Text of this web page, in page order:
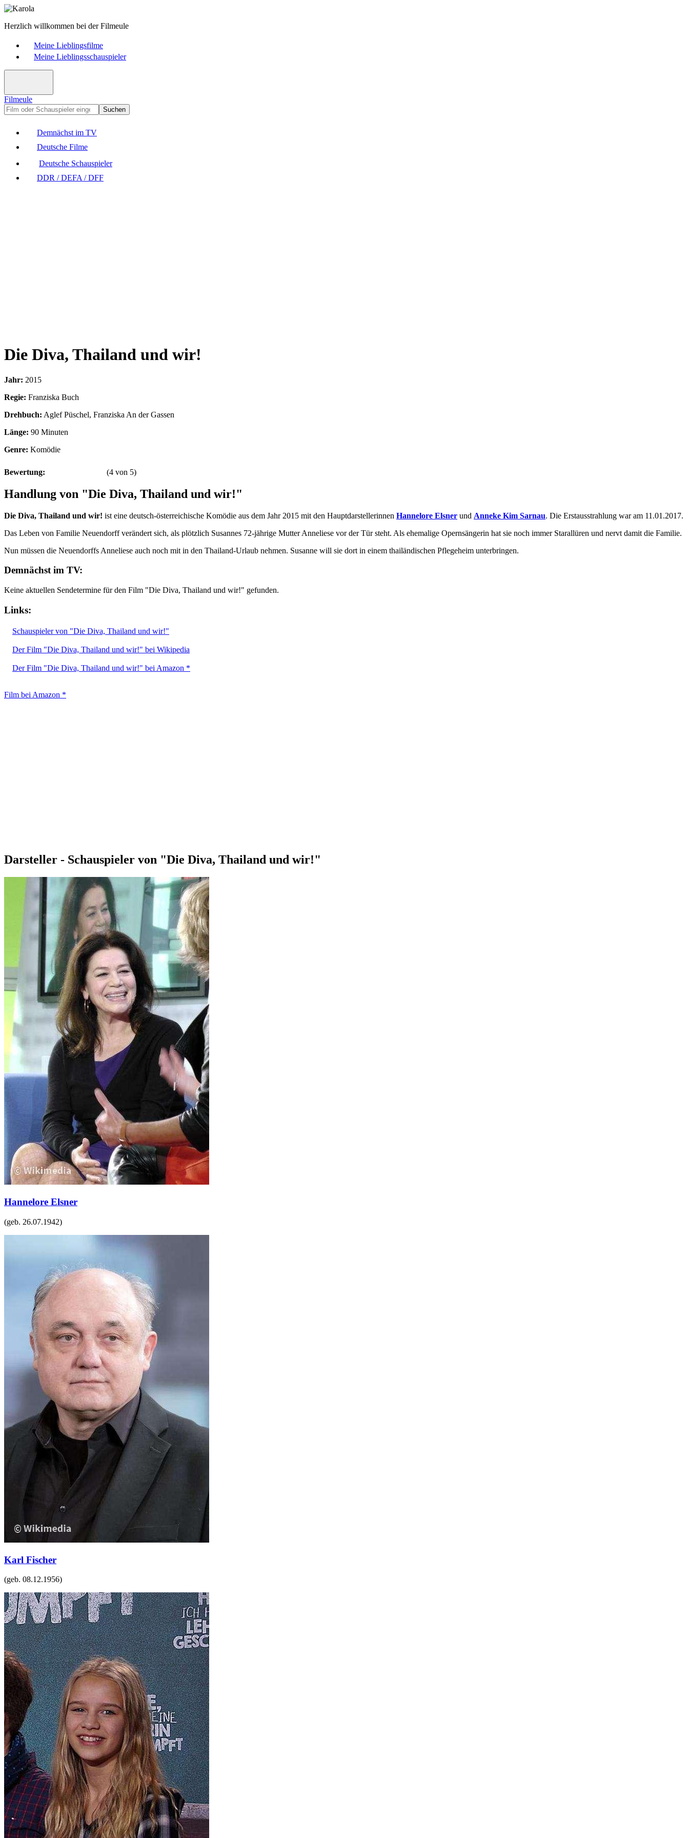
Herzlich willkommen bei der Filmeule
Meine Lieblingsfilme
Meine Lieblingsschauspieler
Filmeule
Suchen
Demnächst im TV
Deutsche Filme
Deutsche Schauspieler
DDR / DEFA / DFF
Die Diva, Thailand und wir!
Jahr: 2015
Regie: Franziska Buch
Drehbuch: Aglef Püschel, Franziska An der Gassen
Länge: 90 Minuten
Genre: Komödie
Bewertung: (4 von 5)
Handlung von "Die Diva, Thailand und wir!"
Die Diva, Thailand und wir! ist eine deutsch-österreichische Komödie aus dem Jahr 2015 mit den Hauptdarstellerinnen Hannelore Elsner und Anneke Kim Sarnau. Die Erstausstrahlung war am 11.01.2017.
Das Leben von Familie Neuendorff verändert sich, als plötzlich Susannes 72-jährige Mutter Anneliese vor der Tür steht. Als ehemalige Opernsängerin hat sie noch immer Starallüren und nervt damit die Familie.
Nun müssen die Neuendorffs Anneliese auch noch mit in den Thailand-Urlaub nehmen. Susanne will sie dort in einem thailändischen Pflegeheim unterbringen.
Demnächst im TV:
Keine aktuellen Sendetermine für den Film "Die Diva, Thailand und wir!" gefunden.
Links:
Schauspieler von "Die Diva, Thailand und wir!"
Der Film "Die Diva, Thailand und wir!" bei Wikipedia
Der Film "Die Diva, Thailand und wir!" bei Amazon *
Film bei Amazon *
Darsteller - Schauspieler von "Die Diva, Thailand und wir!"
Hannelore Elsner
(geb. 26.07.1942)
Karl Fischer
(geb. 08.12.1956)